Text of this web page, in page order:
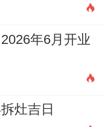
年6月开业
灶吉日